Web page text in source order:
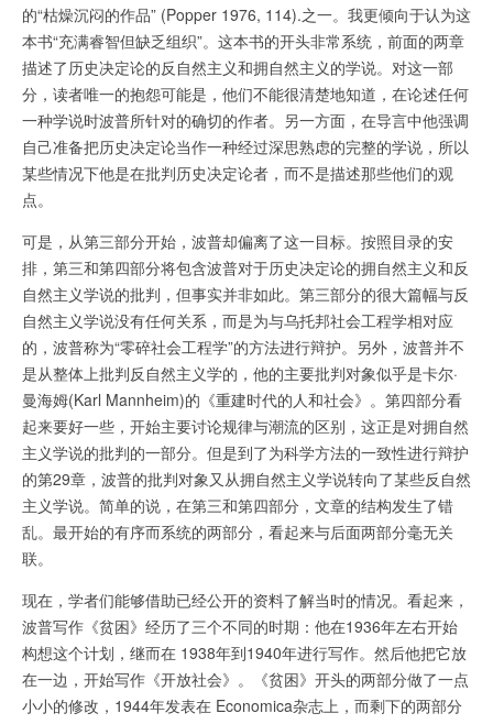
的“枯燥沉闷的作品” (Popper 1976, 114).之一。我更倾向于认为这
本书“充满睿智但缺乏组织”。这本书的开头非常系统，前面的两章
描述了历史决定论的反自然主义和拥自然主义的学说。对这一部
分，读者唯一的抱怨可能是，他们不能很清楚地知道，在论述任何
一种学说时波普所针对的确切的作者。另一方面，在导言中他强调
自己准备把历史决定论当作一种经过深思熟虑的完整的学说，所以
某些情况下他是在批判历史决定论者，而不是描述那些他们的观
点。
可是，从第三部分开始，波普却偏离了这一目标。按照目录的安
排，第三和第四部分将包含波普对于历史决定论的拥自然主义和反
自然主义学说的批判，但事实并非如此。第三部分的很大篇幅与反
自然主义学说没有任何关系，而是为与乌托邦社会工程学相对应
的，波普称为“零碎社会工程学”的方法进行辩护。另外，波普并不
是从整体上批判反自然主义学的，他的主要批判对象似乎是卡尔·
曼海姆(Karl Mannheim)的《重建时代的人和社会》。第四部分看
起来要好一些，开始主要讨论规律与潮流的区别，这正是对拥自然
主义学说的批判的一部分。但是到了为科学方法的一致性进行辩护
的第29章，波普的批判对象又从拥自然主义学说转向了某些反自然
主义学说。简单的说，在第三和第四部分，文章的结构发生了错
乱。最开始的有序而系统的两部分，看起来与后面两部分毫无关
联。
现在，学者们能够借助已经公开的资料了解当时的情况。看起来，
波普写作《贫困》经历了三个不同的时期：他在1936年左右开始
构想这个计划，继而在 1938年到1940年进行写作。然后他把它放
在一边，开始写作《开放社会》。《贫困》开头的两部分做了一点
小小的修改，1944年发表在 Economica杂志上，而剩下的两部分